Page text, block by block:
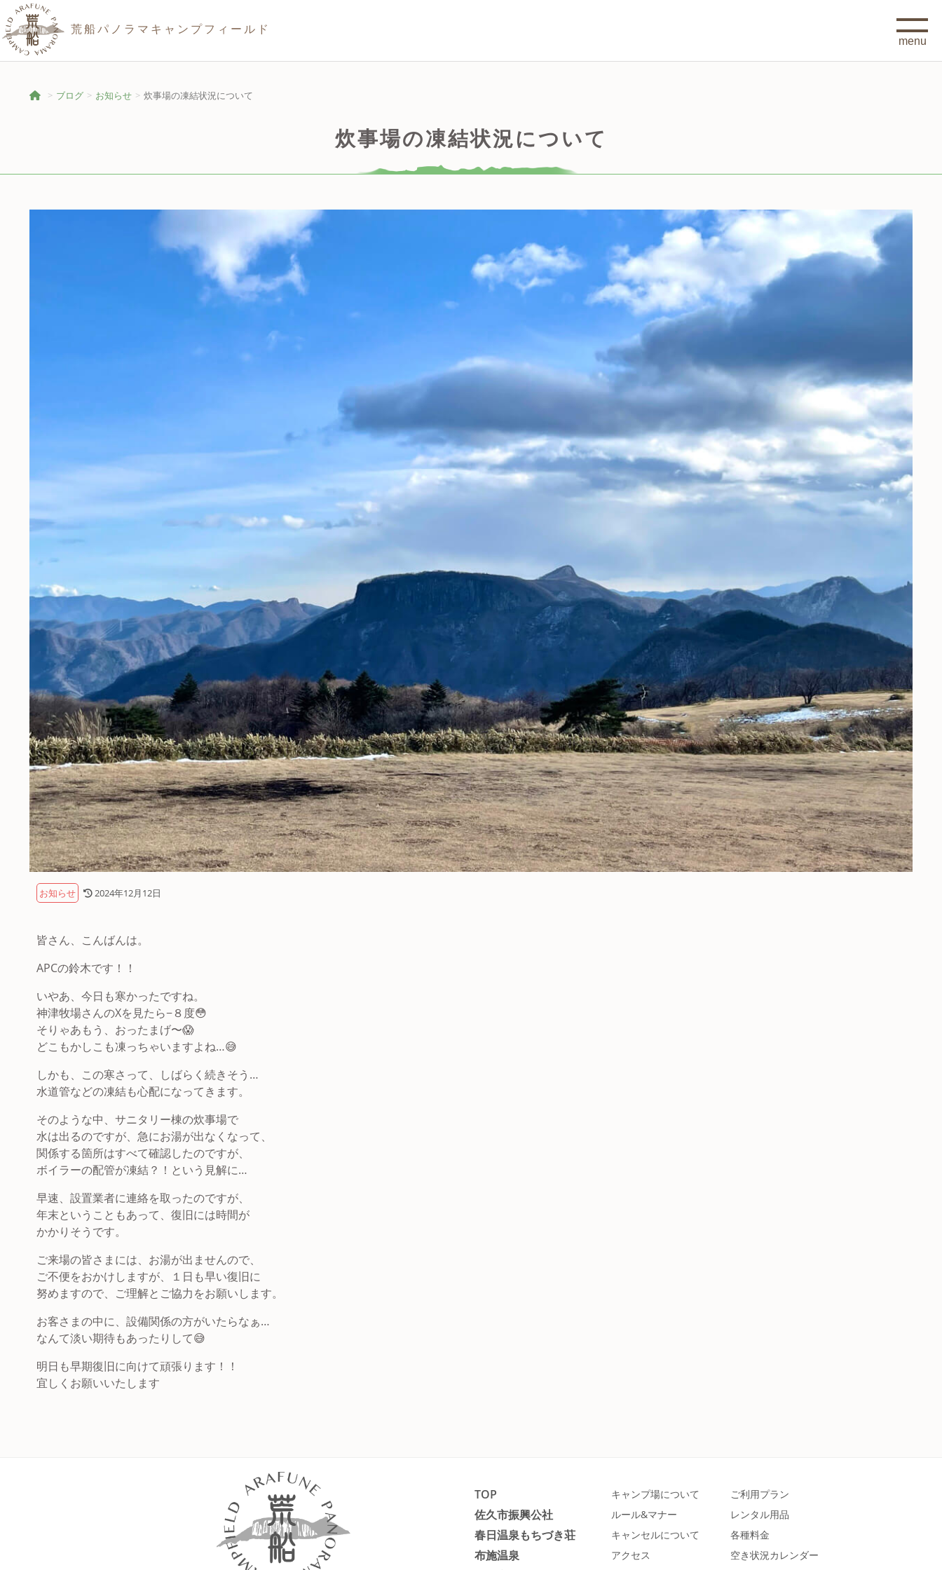
荒船パノラマキャンプフィールド
ブログ お知らせ 炊事場の凍結状況について
炊事場の凍結状況について
お知らせ 2024年12月12日
皆さん、こんばんは。
APCの鈴木です！！
いやあ、今日も寒かったですね。
神津牧場さんのXを見たら−８度😳
そりゃあもう、おったまげ〜😱
どこもかしこも凍っちゃいますよね…😅
しかも、この寒さって、しばらく続きそう…
水道管などの凍結も心配になってきます。
そのような中、サニタリー棟の炊事場で
水は出るのですが、急にお湯が出なくなって、
関係する箇所はすべて確認したのですが、
ボイラーの配管が凍結？！という見解に…
早速、設置業者に連絡を取ったのですが、
年末ということもあって、復旧には時間が
かかりそうです。
ご来場の皆さまには、お湯が出ませんので、
ご不便をおかけしますが、１日も早い復旧に
努めますので、ご理解とご協力をお願いします。
お客さまの中に、設備関係の方がいたらなぁ…
なんて淡い期待もあったりして😅
明日も早期復旧に向けて頑張ります！！
宜しくお願いいたします
TOP
佐久市振興公社
春日温泉もちづき荘
布施温泉
キャンプ場について
ルール&マナー
キャンセルについて
アクセス
ご利用プラン
レンタル用品
各種料金
空き状況カレンダー